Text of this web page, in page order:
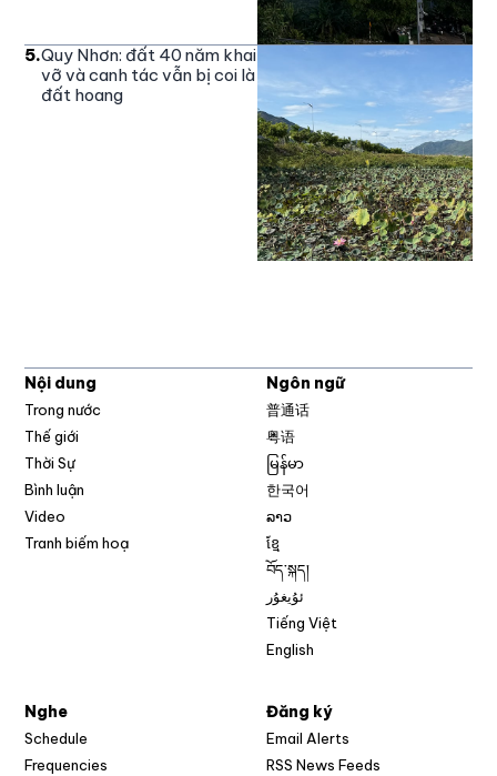
5.Quy Nhơn: đất 40 năm khai
vỡ và canh tác vẫn bị coi là
đất hoang
Nội dung
Trong nước
Thế giới
Thời Sự
Bình luận
Video
Tranh biếm hoạ
Ngôn ngữ
普通话
粤语
မြန်မာ
한국어
ລາວ
ខ្មែ
བོད་སྐད།
ئۇيغۇر
Tiếng Việt
English
Nghe
Schedule
Frequencies
Đăng ký
Email Alerts
RSS News Feeds